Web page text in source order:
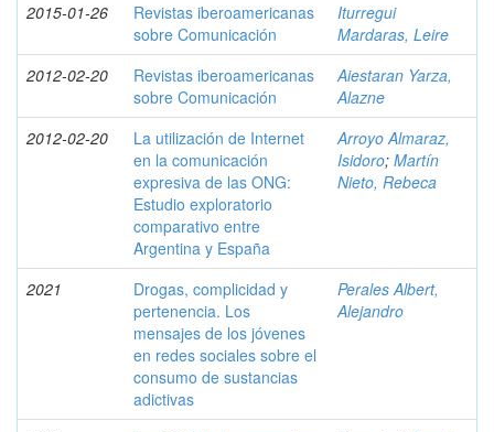
2015-01-26
Revistas iberoamericanas
sobre Comunicación
Iturregui
Mardaras, Leire
2012-02-20
Revistas iberoamericanas
sobre Comunicación
Aiestaran Yarza,
Alazne
2012-02-20
La utilización de Internet
en la comunicación
expresiva de las ONG:
Estudio exploratorio
comparativo entre
Argentina y España
Arroyo Almaraz,
Isidoro; Martín
Nieto, Rebeca
2021
Drogas, complicidad y
pertenencia. Los
mensajes de los jóvenes
en redes sociales sobre el
consumo de sustancias
adictivas
Perales Albert,
Alejandro